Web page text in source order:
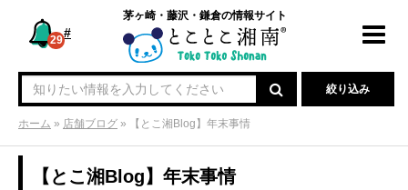
#
29
茅ヶ崎・藤沢・鎌倉の情報サイト
絞り込み
ホーム » 店舗ブログ » 【とこ湘Blog】年末事情
【とこ湘Blog】年末事情